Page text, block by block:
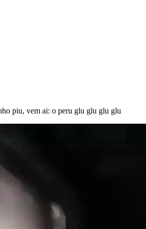
piu, vem ai: o peru glu glu glu glu